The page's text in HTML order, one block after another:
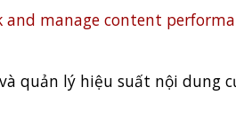
manage content
quản lý hiệu suất nội